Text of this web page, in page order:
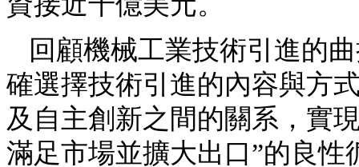
回顧機械工業技術引進的
確選擇技術引進的內容與方
及自主創新之間的關系，實
滿足市場並擴大出口”的良性